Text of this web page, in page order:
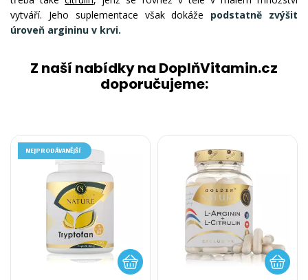
vytváří. Jeho suplementace však dokáže podstatně zvýšit
úroveň argininu v krvi.
Z naší nabídky na DoplňVitamin.cz
doporučujeme:
NEJPRODÁVANĚJŠÍ